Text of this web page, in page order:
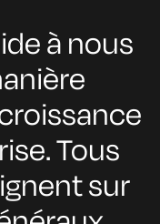
à nous
Tous
sur